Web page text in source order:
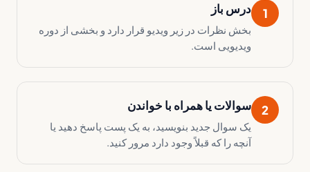
1 درس باز
بخش نظرات در زیر ویدیو قرار دارد و بخشی از دوره
ویدیویی است.
2 سوالات یا همراه با خواندن
یک سوال جدید بنویسید، به یک پست پاسخ دهید یا
آنچه را که قبلاً وجود دارد مرور کنید.